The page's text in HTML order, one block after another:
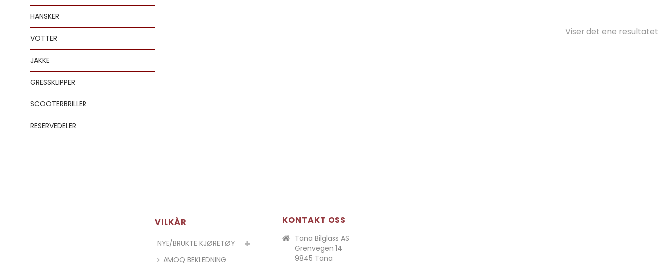
Viser det ene resultatet
HANSKER
VOTTER
JAKKE
GRESSKLIPPER
SCOOTERBRILLER
RESERVEDELER
VILKÅR
NYE/BRUKTE KJØRETØY
AMOQ BEKLEDNING
KONTAKT OSS
Tana Bilglass AS
Grenvegen 14
9845 Tana